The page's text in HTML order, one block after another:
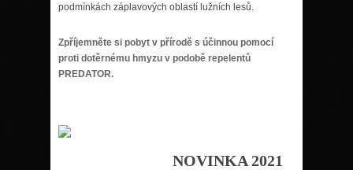
podmínkách záplavových oblastí lužních lesů.
Zpříjemněte si pobyt v přírodě s účinnou pomocí
proti dotěrnému hmyzu v podobě repelentů
PREDATOR.
NOVINKA 2021